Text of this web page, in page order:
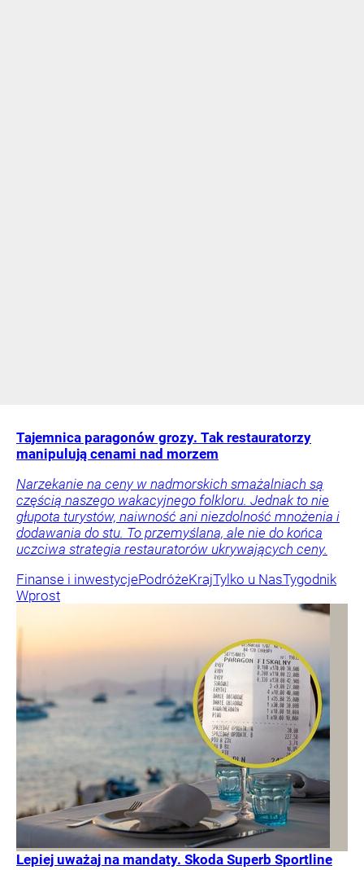
Tajemnica paragonów grozy. Tak restauratorzy
manipulują cenami nad morzem
Narzekanie na ceny w nadmorskich smażalniach są
częścią naszego wakacyjnego folkloru. Jednak to nie
głupota turystów, naiwność ani niezdolność mnożenia i
dodawania do stu. To przemyślana, ale nie do końca
uczciwa strategia restauratorów ukrywających ceny.
Finanse i inwestycjePodróżeKrajTylko u NasTygodnik
Wprost
Lepiej uważaj na mandaty. Skoda Superb Sportline